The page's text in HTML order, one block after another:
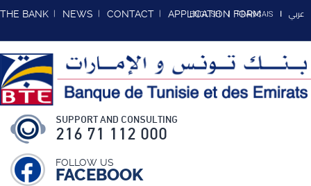
THE BANK NEWS CONTACT APPLICATION FORM
ENGLISH FRANCAIS عربي
SUPPORT AND CONSULTING
216 71 112 000
FOLLOW US
FACEBOOK